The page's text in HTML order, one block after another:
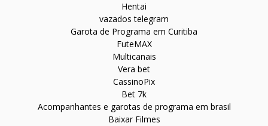
Hentai
vazados telegram
Garota de Programa em Curitiba
FuteMAX
Multicanais
Vera bet
CassinoPix
Bet 7k
Acompanhantes e garotas de programa em brasil
Baixar Filmes